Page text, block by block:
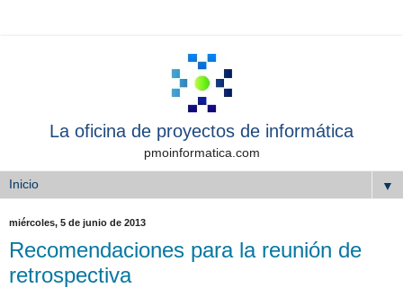
La oficina de proyectos de informática
pmoinformatica.com
▼
miércoles, 5 de junio de 2013
Recomendaciones para la reunión de
retrospectiva